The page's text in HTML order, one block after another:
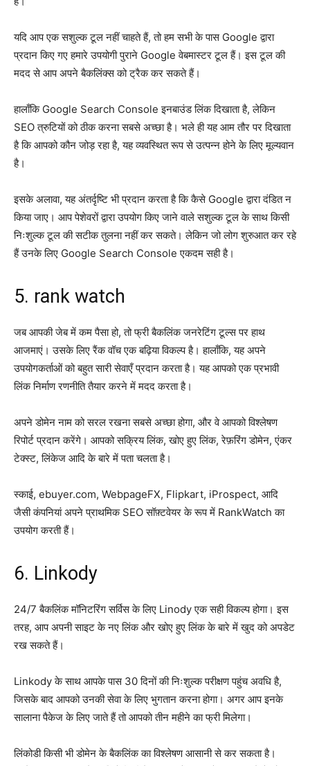
यदि आप एक सशुल्क टूल नहीं चाहते हैं, तो हम सभी के पास Google द्वारा
प्रदान किए गए हमारे उपयोगी पुराने Google वेबमास्टर टूल हैं। इस टूल की
मदद से आप अपने बैकलिंक्स को ट्रैक कर सकते हैं।
हालाँकि Google Search Console इनबाउंड लिंक दिखाता है, लेकिन
SEO त्रुटियों को ठीक करना सबसे अच्छा है। भले ही यह आम तौर पर दिखाता
है कि आपको कौन जोड़ रहा है, यह व्यवस्थित रूप से उत्पन्न होने के लिए मूल्यवान
है।
इसके अलावा, यह अंतर्दृष्टि भी प्रदान करता है कि कैसे Google द्वारा दंडित न
किया जाए। आप पेशेवरों द्वारा उपयोग किए जाने वाले सशुल्क टूल के साथ किसी
निःशुल्क टूल की सटीक तुलना नहीं कर सकते। लेकिन जो लोग शुरुआत कर रहे
हैं उनके लिए Google Search Console एकदम सही है।
5. rank watch
जब आपकी जेब में कम पैसा हो, तो फ्री बैकलिंक जनरेटिंग टूल्स पर हाथ
आजमाएं। उसके लिए रैंक वॉच एक बढ़िया विकल्प है। हालाँकि, यह अपने
उपयोगकर्ताओं को बहुत सारी सेवाएँ प्रदान करता है। यह आपको एक प्रभावी
लिंक निर्माण रणनीति तैयार करने में मदद करता है।
अपने डोमेन नाम को सरल रखना सबसे अच्छा होगा, और वे आपको विश्लेषण
रिपोर्ट प्रदान करेंगे। आपको सक्रिय लिंक, खोए हुए लिंक, रेफ़रिंग डोमेन, एंकर
टेक्स्ट, लिंकेज आदि के बारे में पता चलता है।
स्काई, ebuyer.com, WebpageFX, Flipkart, iProspect, आदि
जैसी कंपनियां अपने प्राथमिक SEO सॉफ़्टवेयर के रूप में RankWatch का
उपयोग करती हैं।
6. Linkody
24/7 बैकलिंक मॉनिटरिंग सर्विस के लिए Linody एक सही विकल्प होगा। इस
तरह, आप अपनी साइट के नए लिंक और खोए हुए लिंक के बारे में खुद को अपडेट
रख सकते हैं।
Linkody के साथ आपके पास 30 दिनों की निःशुल्क परीक्षण पहुंच अवधि है,
जिसके बाद आपको उनकी सेवा के लिए भुगतान करना होगा। अगर आप इनके
सालाना पैकेज के लिए जाते हैं तो आपको तीन महीने का फ्री मिलेगा।
लिंकोडी किसी भी डोमेन के बैकलिंक का विश्लेषण आसानी से कर सकता है।